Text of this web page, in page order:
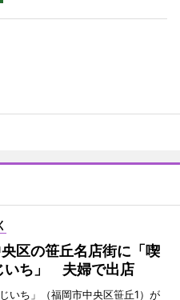
区の笹丘名店街に「喫
いち」 夫婦で出店
いち」（福岡市中央区笹丘1）が